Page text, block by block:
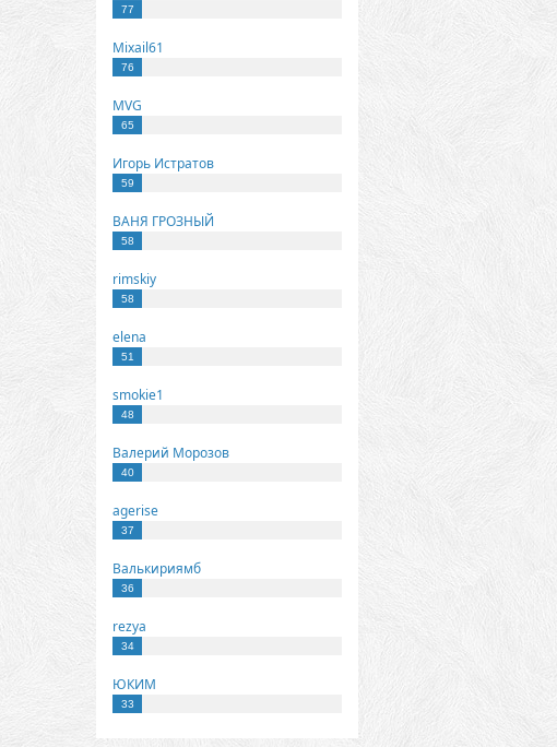
77
Mixail61
76
MVG
65
Игорь Истратов
59
ВАНЯ ГРОЗНЫЙ
58
rimskiy
58
elena
51
smokie1
48
Валерий Морозов
40
agerise
37
Валькириямб
36
rezya
34
ЮКИМ
33